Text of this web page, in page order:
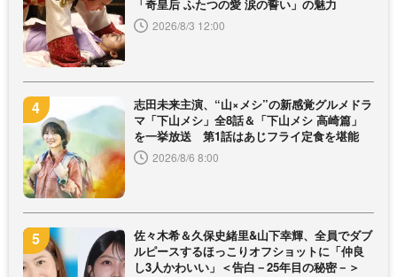
「奇皇后 ふたつの愛 涙の誓い」の魅力
2026/8/3 12:00
志田未来主演、“山×メシ”の新感覚グルメドラ
マ「下山メシ」全8話＆「下山メシ 高崎篇」
を一挙放送 第1話はあじフライ定食を堪能
2026/8/6 8:00
佐々木希＆久保史緒里&山下幸輝、全員でダブ
ルピースするほっこりオフショットに「仲良
し3人かわいい」＜告白－25年目の秘密－＞